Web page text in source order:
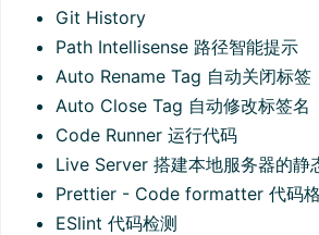
Git History
Path Intellisense 路径智能提示
Auto Rename Tag 自动关闭标签
Auto Close Tag 自动修改标签名
Code Runner 运行代码
Live Server 搭建本地服务器的静
Prettier - Code formatter 代码
ESlint 代码检测